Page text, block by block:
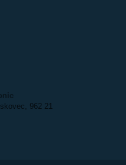
962 21